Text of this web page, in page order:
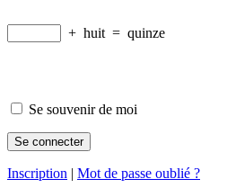
+ huit = quinze
Se souvenir de moi
Inscription | Mot de passe oublié ?